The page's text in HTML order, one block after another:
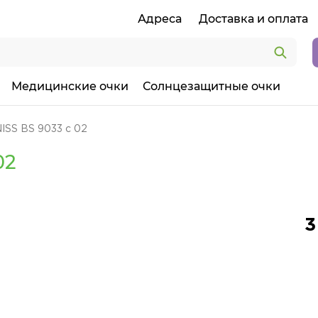
Адреса Доставка и оплата
Медицинские очки Солнцезащитные очки
BS 9033 c 02